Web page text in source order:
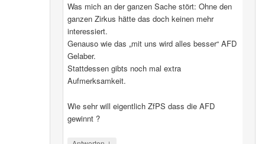
Was mich an der ganzen Sache stört: Ohne den
ganzen Zirkus hätte das doch keinen mehr
interessiert.
Genauso wie das „mit uns wird alles besser“ AFD
Gelaber.
Stattdessen gibts noch mal extra
Aufmerksamkeit.
Wie sehr will eigentlich ZfPS dass die AFD
gewinnt ?